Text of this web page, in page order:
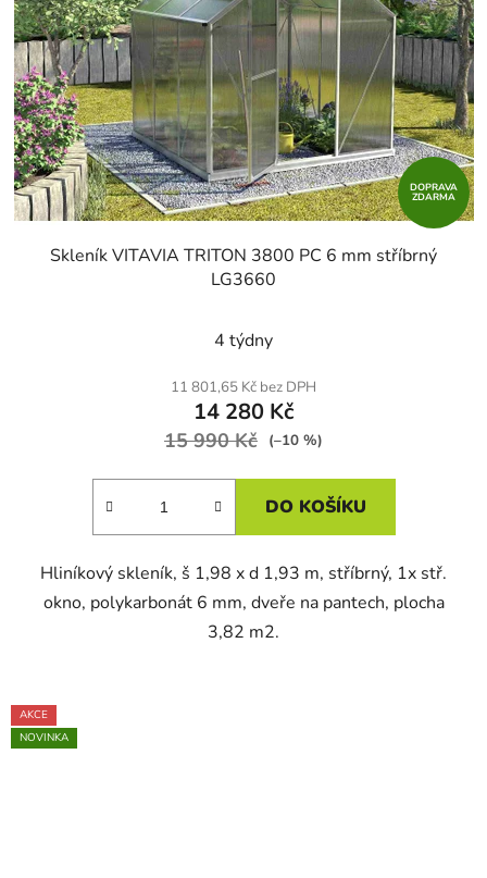
DOPRAVA
ZDARMA
Skleník VITAVIA TRITON 3800 PC 6 mm stříbrný
LG3660
4 týdny
11 801,65 Kč bez DPH
14 280 Kč
15 990 Kč (–10 %)
DO KOŠÍKU
Hliníkový skleník, š 1,98 x d 1,93 m, stříbrný, 1x stř.
okno, polykarbonát 6 mm, dveře na pantech, plocha
3,82 m2.
AKCE
NOVINKA